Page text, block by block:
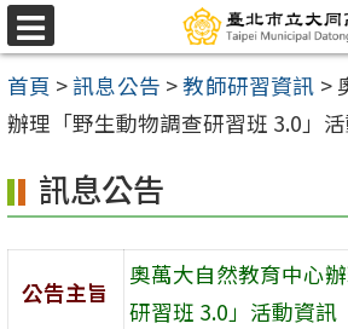
跳
至
主
要
容
區
選
單
首頁 >訊息公告 >教師研習資訊 >
辦理「野生動物調查研習班 3.0」
訊息公告
公告主旨
奧萬大自然教育中心
研習班 3.0」活動資訊